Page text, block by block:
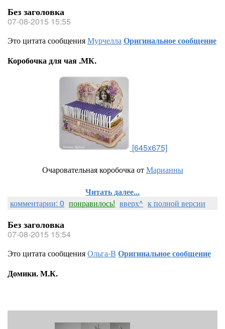
Без заголовка
07-08-2015 15:55
Это цитата сообщенияМурчеллаОригинальное сообщение
Коробочка для чая .МК.
[645x675]
Очаровательная коробочка отМарианны
Читать далее...
комментарии: 0 понравилось! вверх^ к полной версии
Без заголовка
07-08-2015 15:54
Это цитата сообщенияОльга-В Оригинальное сообщение
Домики. М.К.